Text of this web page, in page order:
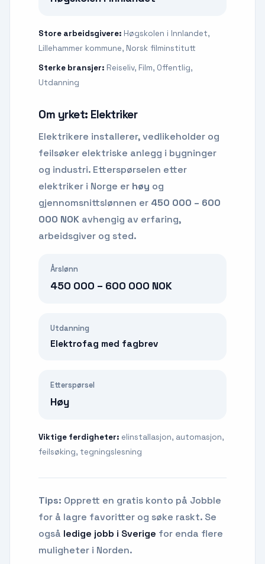
Store arbeidsgivere: Høgskolen i Innlandet,
Lillehammer kommune, Norsk filminstitutt
Sterke bransjer: Reiseliv, Film, Offentlig,
Utdanning
Om yrket: Elektriker
Elektrikere installerer, vedlikeholder og
feilsøker elektriske anlegg i bygninger
og industri. Etterspørselen etter
elektriker i Norge er høy og
gjennomsnittslønnen er 450 000 – 600
000 NOK avhengig av erfaring,
arbeidsgiver og sted.
Årslønn
450 000 – 600 000 NOK
Utdanning
Elektrofag med fagbrev
Etterspørsel
Høy
Viktige ferdigheter: elinstallasjon, automasjon,
feilsøking, tegningslesning
Tips: Opprett en gratis konto på Jobble
for å lagre favoritter og søke raskt. Se
også ledige jobb i Sverige for enda flere
muligheter i Norden.